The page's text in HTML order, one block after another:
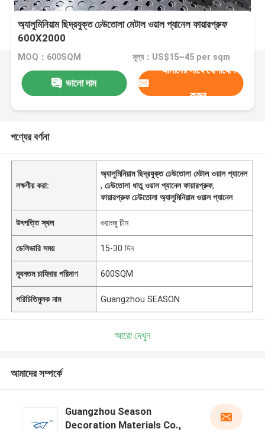
অ্যালুমিনিয়াম ছিদ্রযুক্ত ঢেউতোলা মেটাল ওয়াল প্যানেল ফায়ারপ্রুফ
600X2000
MOQ：600SQM মূল্য：US$15~45 per sqm
ভালো দাম
আমাদের সাথে যোগাযোগ
করুন
পণ্যের বর্ণনা
লক্ষণীয় করা:
অ্যালুমিনিয়াম ছিদ্রযুক্ত ঢেউতোলা মেটাল ওয়াল প্যানেল
,ঢেউতোলা ধাতু ওয়াল প্যানেল ফায়ারপ্রুফ,
ফায়ারপ্রুফ ঢেউতোলা অ্যালুমিনিয়াম ওয়াল প্যানেল
উৎপত্তি স্থল গুয়াংজু চীন
ডেলিভারি সময় 15-30 দিন
ন্যূনতম চাহিদার পরিমাণ 600SQM
পরিচিতিমুলক নাম Guangzhou SEASON
আরো দেখুন
আমাদের সম্পর্কে
Guangzhou Season
Decoration Materials Co.,